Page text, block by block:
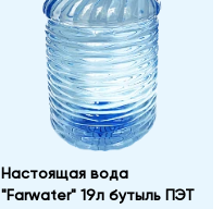
Настоящая вода
"Farwater" 19л бутыль ПЭТ